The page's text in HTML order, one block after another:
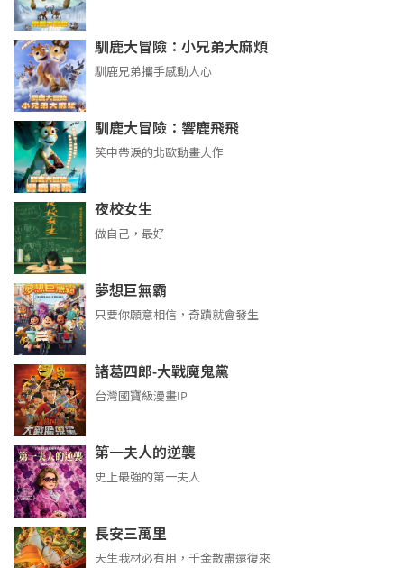
馴鹿大冒險：小兄弟大麻煩
馴鹿兄弟攜手感動人心
馴鹿大冒險：響鹿飛飛
笑中帶淚的北歐動畫大作
夜校女生
做自己，最好
夢想巨無霸
只要你願意相信，奇蹟就會發生
諸葛四郎-大戰魔鬼黨
台灣國寶級漫畫IP
第一夫人的逆襲
史上最強的第一夫人
長安三萬里
天生我材必有用，千金散盡還復來